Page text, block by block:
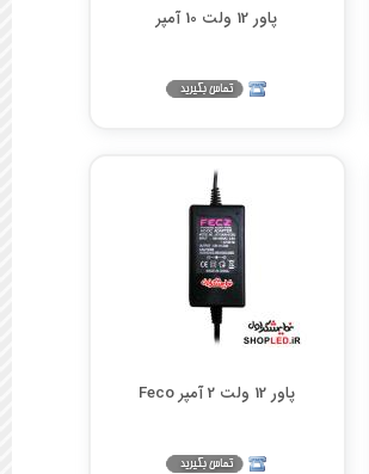
پاور 12 ولت 10 آمپر
پاور 12 ولت 2 آمپر Feco